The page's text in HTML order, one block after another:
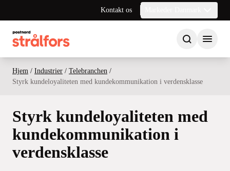
Kontakt os
Hjem / Industrier / Telebranchen /
Styrk kundeloyaliteten med kundekommunikation i verdensklasse
Styrk kundeloyaliteten med
kundekommunikation i
verdensklasse